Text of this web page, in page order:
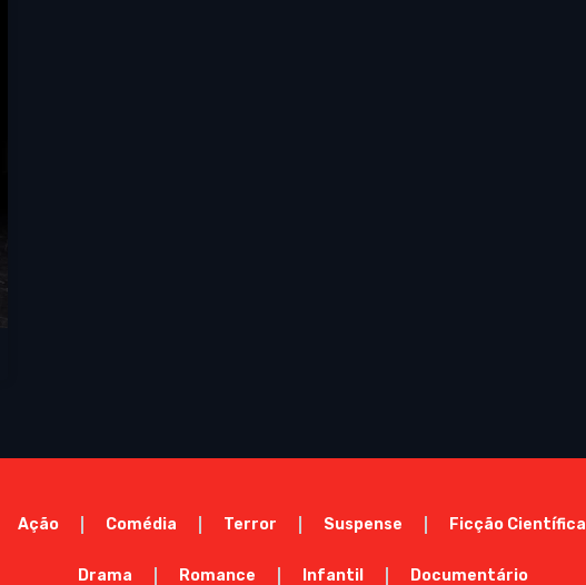
Ação Comédia Terror Suspense Ficção Científica
Drama Romance Infantil Documentário